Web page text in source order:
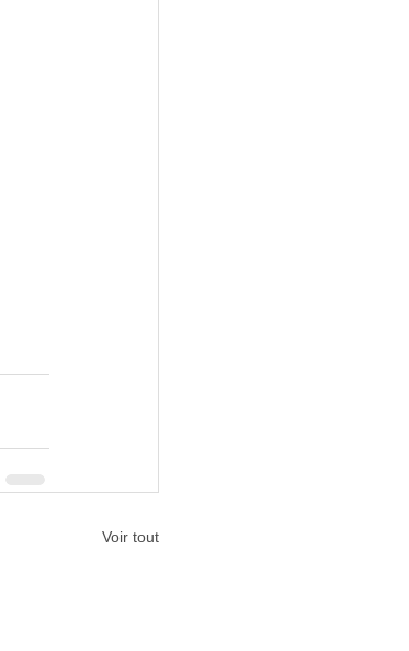
Voir tout